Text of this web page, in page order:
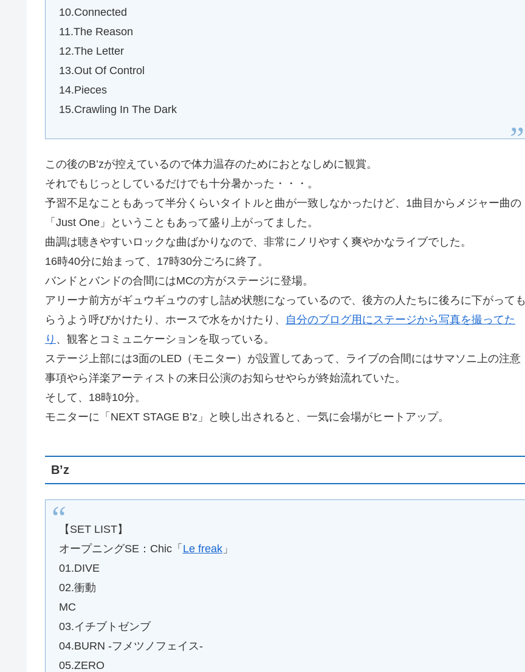
10.Connected
11.The Reason
12.The Letter
13.Out Of Control
14.Pieces
15.Crawling In The Dark
この後のB’zが控えているので体力温存のためにおとなしめに観賞。
それでもじっとしているだけでも十分暑かった・・・。
予習不足なこともあって半分くらいタイトルと曲が一致しなかったけど、1曲目からメジャー曲の
「Just One」ということもあって盛り上がってました。
曲調は聴きやすいロックな曲ばかりなので、非常にノリやすく爽やかなライブでした。
16時40分に始まって、17時30分ごろに終了。
バンドとバンドの合間にはMCの方がステージに登場。
アリーナ前方がギュウギュウのすし詰め状態になっているので、後方の人たちに後ろに下がっても
らうよう呼びかけたり、ホースで水をかけたり、 自分のブログ用にステージから写真を撮ってた
り 、観客とコミュニケーションを取っている。
ステージ上部には3面のLED（モニター）が設置してあって、ライブの合間にはサマソニ上の注意
事項やら洋楽アーティストの来日公演のお知らせやらが終始流れていた。
そして、18時10分。
モニターに「NEXT STAGE B’z」と映し出されると、一気に会場がヒートアップ。
B’z
【SET LIST】
オープニングSE：Chic「 Le freak」
01.DIVE
02.衝動
MC
03.イチブトゼンブ
04.BURN -フメツノフェイス-
05.ZERO